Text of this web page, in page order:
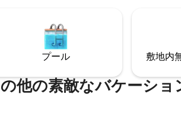
台もあり
ッフルボ
ージを備
プリット型HVACシステムを
ロジャースのアトラクション
ろにありながら、人里離れた
えます。 平和でモダンな旅
プール 敷地内
他の素敵なバケーショ